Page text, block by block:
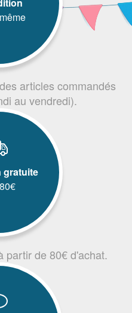
articles commandés
au vendredi).
gratuite
partir de 80€ d'achat.